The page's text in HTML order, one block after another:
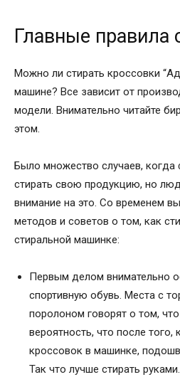
Главные правила
Можно ли стирать кроссовки
машине? Все зависит от
модели. Внимательно читайте
этом.
Было множество случаев,
стирать свою продукцию, но
внимание на это. Со временем
методов и советов о том, как
стиральной машинке:
Первым делом внимательно
спортивную обувь. Места с
поролоном говорят о том,
вероятность, что после того,
кроссовок в машинке,
Так что лучше стирать руками.